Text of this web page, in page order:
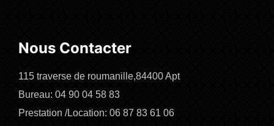
Nous Contacter
115 traverse de roumanille,84400 Apt
Bureau: 04 90 04 58 83
Prestation /Location: 06 87 83 61 06